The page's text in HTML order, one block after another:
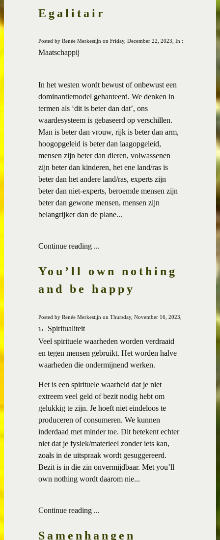
Egalitair
Posted by Renée Merkestijn on Friday, December 22, 2023, In :
Maatschappij
In het westen wordt bewust of onbewust een
dominantiemodel gehanteerd. We denken in
termen als ‘dit is beter dan dat’, ons
waardesysteem is gebaseerd op verschillen.
Man is beter dan vrouw, rijk is beter dan arm,
hoogopgeleid is beter dan laagopgeleid,
mensen zijn beter dan dieren, volwassenen
zijn beter dan kinderen, het ene land/ras is
beter dan het andere land/ras, experts zijn
beter dan niet-experts, beroemde mensen zijn
beter dan gewone mensen, mensen zijn
belangrijker dan de plane...
Continue reading ...
You’ll own nothing
and be happy
Posted by Renée Merkestijn on Thursday, November 16, 2023,
In : Spiritualiteit
Veel spirituele waarheden worden verdraaid
en tegen mensen gebruikt. Het worden halve
waarheden die ondermijnend werken.
Het is een spirituele waarheid dat je niet
extreem veel geld of bezit nodig hebt om
gelukkig te zijn. Je hoeft niet eindeloos te
produceren of consumeren. We kunnen
inderdaad met minder toe. Dit betekent echter
niet dat je fysiek/materieel zonder iets kan,
zoals in de uitspraak wordt gesuggereerd.
Bezit is in die zin onvermijdbaar. Met you’ll
own nothing wordt daarom nie...
Continue reading ...
Samenhangen